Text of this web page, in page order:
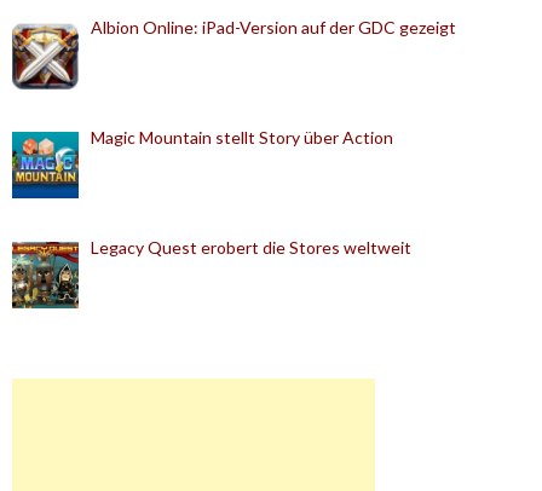
Albion Online: iPad-Version auf der GDC gezeigt
Magic Mountain stellt Story über Action
Legacy Quest erobert die Stores weltweit